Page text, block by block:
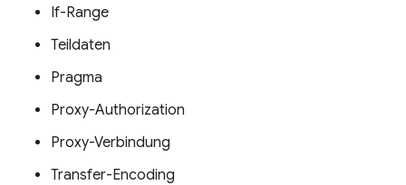
If-Range
Teildaten
Pragma
Proxy-Authorization
Proxy-Verbindung
Transfer-Encoding